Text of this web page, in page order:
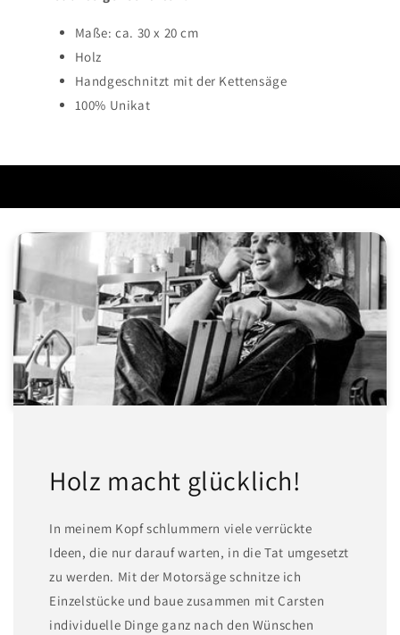
Maße: ca. 30 x 20 cm
Holz
Handgeschnitzt mit der Kettensäge
100% Unikat
Holz macht glücklich!
In meinem Kopf schlummern viele verrückte
Ideen, die nur darauf warten, in die Tat umgesetzt
zu werden. Mit der Motorsäge schnitze ich
Einzelstücke und baue zusammen mit Carsten
individuelle Dinge ganz nach den Wünschen